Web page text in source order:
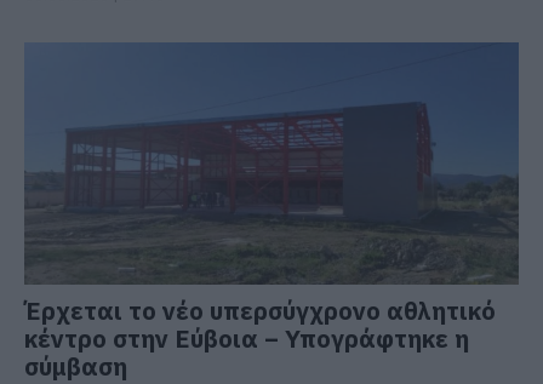
Έρχεται το νέο υπερσύγχρονο αθλητικό
κέντρο στην Εύβοια – Υπογράφτηκε η
σύμβαση